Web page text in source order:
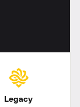
Legacy